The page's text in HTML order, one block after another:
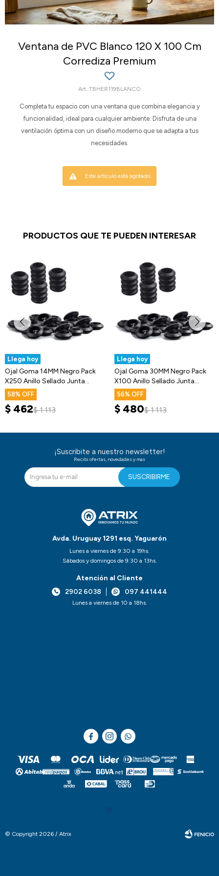
Ventana de PVC Blanco 120 X 100 Cm
Corrediza Premium
TBHER119BLANCO
Completa tu espacio con una ventana que combina elegancia y
funcionalidad, ideal para cualquier ambiente. Disfruta de una
ventilación óptima con un diseño moderno que se adapta a tus
necesidades.
Este artículo está agotado.
PRODUCTOS QUE TE PUEDEN INTERESAR
Llega hoy
Ojal Goma 14MM Negro Pack
X250 Anillo Sellado Junta
Arandela
58
$ 462$ 1.113
Llega hoy
Ojal Goma 30MM Negro Pack
X100 Anillo Sellado Junta
Arandela
56
$ 480$ 1.113
Avda. Uruguay 1291 esq. Yaguarón
Lunes a viernes de 9:30 a 19hs.
Sábados y domingos de 9:30 a 13hs.
Atención al Cliente
2902 6038
097 441444
Lunes a viernes de 10 a 18hs.
¡Suscribite a nuestro newsletter!
Recibi ofertas, novedades y mas
SUSCRIBIRME
  
© Copyright 2026 / Atrix